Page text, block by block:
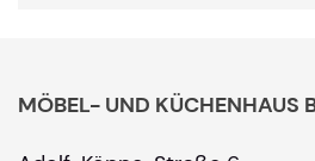
MÖBEL- UND KÜCHENHAUS